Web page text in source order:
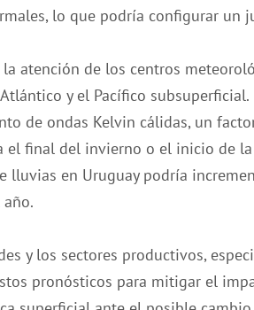
lo que podría configurar un
atención de los centros
y el Pacífico
de ondas Kelvin cálidas, un
el final del invierno o el inicio de
lluvias en Uruguay podría
y los sectores productivos,
pronósticos para mitigar el